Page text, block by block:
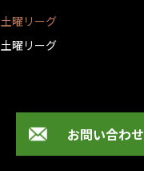
土曜リーグ
土曜リーグ
お問い合わせ